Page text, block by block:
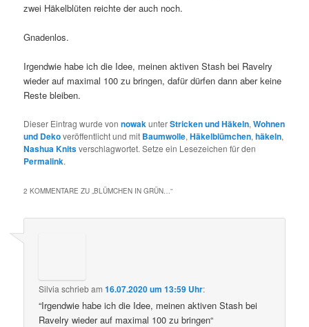
zwei Häkelblüten reichte der auch noch.
Gnadenlos.
Irgendwie habe ich die Idee, meinen aktiven Stash bei Ravelry
wieder auf maximal 100 zu bringen, dafür dürfen dann aber keine
Reste bleiben.
Dieser Eintrag wurde vonnowak unterStricken und Häkeln,Wohnen
und Dekoveröffentlicht und mit Baumwolle,Häkelblümchen,häkeln,
Nashua Knitsverschlagwortet. Setze ein Lesezeichen für den
Permalink.
2 KOMMENTARE ZU „BLÜMCHEN IN GRÜN…“
Silvia schriebam16.07.2020 um 13:59 Uhr:
“Irgendwie habe ich die Idee, meinen aktiven Stash bei
Ravelry wieder auf maximal 100 zu bringen“